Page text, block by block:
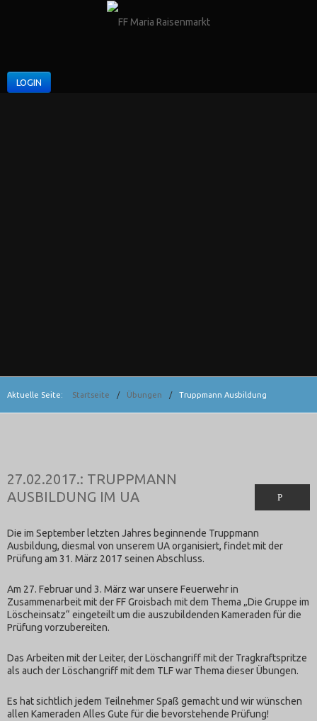
LOGIN
Aktuelle Seite: Startseite / Übungen / Truppmann Ausbildung
27.02.2017.: TRUPPMANN
AUSBILDUNG IM UA
Die im September letzten Jahres beginnende Truppmann
Ausbildung, diesmal von unserem UA organisiert, findet mit der
Prüfung am 31. März 2017 seinen Abschluss.
Am 27. Februar und 3. März war unsere Feuerwehr in
Zusammenarbeit mit der FF Groisbach mit dem Thema „Die Gruppe im
Löscheinsatz“ eingeteilt um die auszubildenden Kameraden für die
Prüfung vorzubereiten.
Das Arbeiten mit der Leiter, der Löschangriff mit der Tragkraftspritze
als auch der Löschangriff mit dem TLF war Thema dieser Übungen.
Es hat sichtlich jedem Teilnehmer Spaß gemacht und wir wünschen
allen Kameraden Alles Gute für die bevorstehende Prüfung!